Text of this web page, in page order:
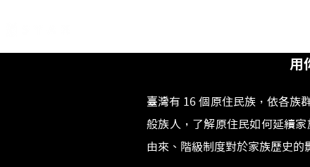
用
臺灣有 16 個原住民族，依各族
般族人，了解原住民如何延續
由來、階級制度對於家族歷史的